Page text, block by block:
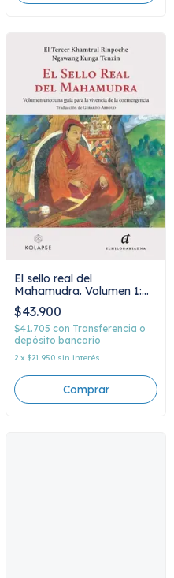
El sello real del
Mahamudra. Volumen 1:
una guia para la vivencia
de la coemergencia,
Rinpoche Ngawang
Kunga Tenzin
$43.900
$41.705 con Transferencia o
depósito bancario
2 x $21.950 sin interés